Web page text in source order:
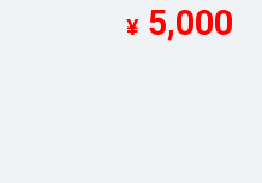
¥ 5,000